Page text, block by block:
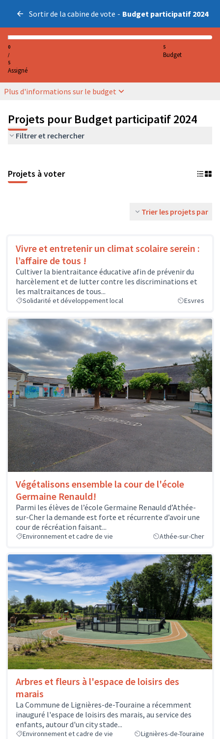
Sortir de la cabine de vote - Budget participatif 2024
0
/
5
Assigné
5
Budget
Plus d'informations sur le budget
Projets pour Budget participatif 2024
Filtrer et rechercher
Projets à voter
Trier les projets par
Vivre et entretenir un climat scolaire serein :
l’affaire de tous !
Cultiver la bientraitance éducative afin de prévenir du
harcèlement et de lutter contre les discriminations et
les maltraitances de tous...
Solidarité et développement local Esvres
Végétalisons ensemble la cour de l'école
Germaine Renauld!
Parmi les élèves de l’école Germaine Renauld d’Athée-
sur-Cher la demande est forte et récurrente d’avoir une
cour de récréation faisant...
Environnement et cadre de vie Athée-sur-Cher
Arbres et fleurs à l'espace de loisirs des
marais
La Commune de Lignières-de-Touraine a récemment
inauguré l'espace de loisirs des marais, au service des
enfants, autour d'un city stade...
Environnement et cadre de vie Lignières-de-Touraine